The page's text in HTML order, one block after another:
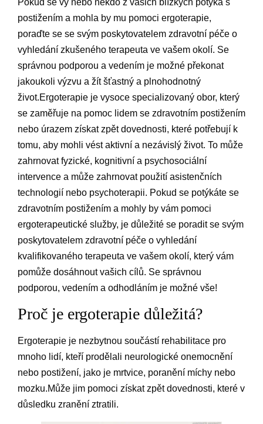
Pokud se vy nebo někdo z vašich blízkých potýká s
postižením a mohla by mu pomoci ergoterapie,
poraďte se se svým poskytovatelem zdravotní péče o
vyhledání zkušeného terapeuta ve vašem okolí. Se
správnou podporou a vedením je možné překonat
jakoukoli výzvu a žít šťastný a plnohodnotný
život.Ergoterapie je vysoce specializovaný obor, který
se zaměřuje na pomoc lidem se zdravotním postižením
nebo úrazem získat zpět dovednosti, které potřebují k
tomu, aby mohli vést aktivní a nezávislý život. To může
zahrnovat fyzické, kognitivní a psychosociální
intervence a může zahrnovat použití asistenčních
technologií nebo psychoterapii. Pokud se potýkáte se
zdravotním postižením a mohly by vám pomoci
ergoterapeutické služby, je důležité se poradit se svým
poskytovatelem zdravotní péče o vyhledání
kvalifikovaného terapeuta ve vašem okolí, který vám
pomůže dosáhnout vašich cílů. Se správnou
podporou, vedením a odhodláním je možné vše!
Proč je ergoterapie důležitá?
Ergoterapie je nezbytnou součástí rehabilitace pro
mnoho lidí, kteří prodělali neurologické onemocnění
nebo postižení, jako je mrtvice, poranění míchy nebo
mozku.Může jim pomoci získat zpět dovednosti, které v
důsledku zranění ztratili.